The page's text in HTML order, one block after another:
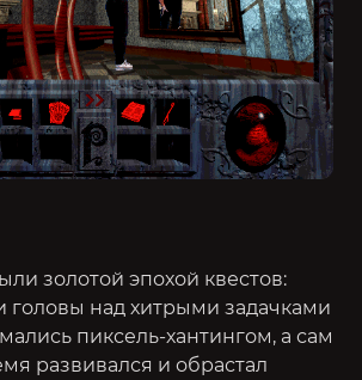
золотой эпохой квестов:
головы над хитрыми задачками
пиксель-хантингом, а сам
развивался и обрастал